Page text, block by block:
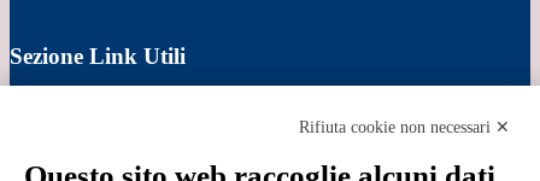
Sezione Link Utili
Ufficio Relazioni con il Pubblico
Rifiuta cookie non necessari ✕